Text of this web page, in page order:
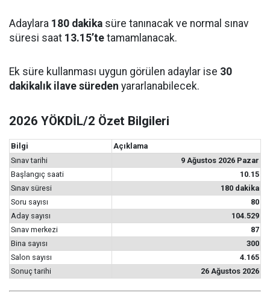
Adaylara 180 dakika süre tanınacak ve normal sınav
süresi saat 13.15’te tamamlanacak.
Ek süre kullanması uygun görülen adaylar ise 30
dakikalık ilave süreden yararlanabilecek.
2026 YÖKDİL/2 Özet Bilgileri
Bilgi
Açıklama
Sınav tarihi
9 Ağustos 2026 Pazar
Başlangıç saati
10.15
Sınav süresi
180 dakika
Soru sayısı
80
Aday sayısı
104.529
Sınav merkezi
87
Bina sayısı
300
Salon sayısı
4.165
Sonuç tarihi
26 Ağustos 2026